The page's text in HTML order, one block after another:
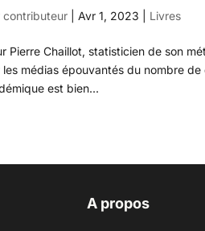
contributeur |Avr 1, 2023 Livres
Pierre Chaillot, statisticien de son
les médias épouvantés du nombre
est bien...
A propos